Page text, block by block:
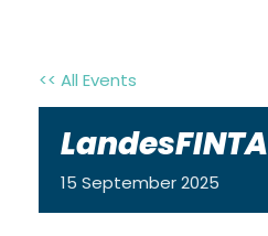
<< All Events
15 September2025